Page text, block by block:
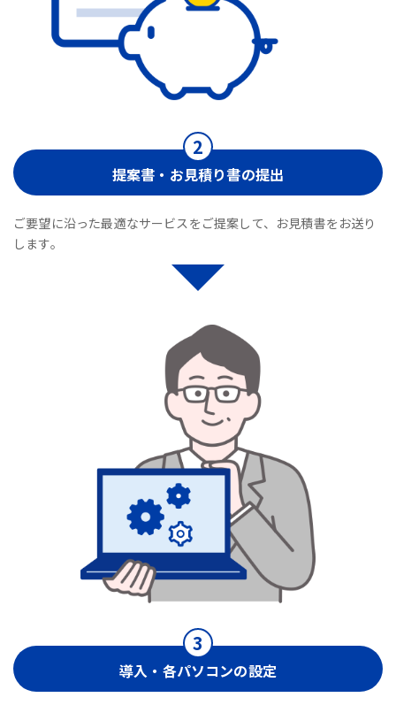
提案書・お見積り書の提出
ご要望に沿った最適なサービスをご提案して、お見積書をお送り
します。
導入・各パソコンの設定